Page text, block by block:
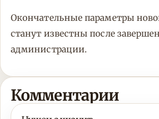
Окончательные параметры
станут известны после
администрации.
Комментарии